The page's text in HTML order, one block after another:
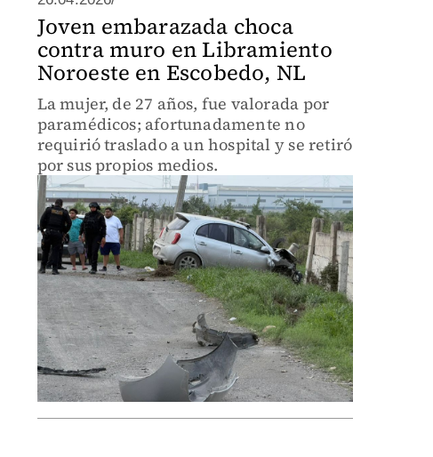
Joven embarazada choca
contra muro en Libramiento
Noroeste en Escobedo, NL
La mujer, de 27 años, fue valorada por
paramédicos; afortunadamente no
requirió traslado a un hospital y se retiró
por sus propios medios.